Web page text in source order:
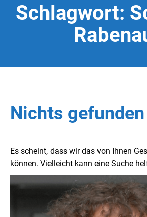
Schlagwort:
Nichts gefunden
Es scheint, dass wir das von Ihnen
können. Vielleicht kann eine Suche